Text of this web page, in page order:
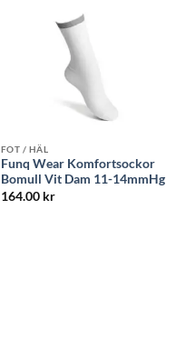
FOT / HÄL
Funq Wear Komfortsockor
Bomull Vit Dam 11-14mmHg
164.00 kr